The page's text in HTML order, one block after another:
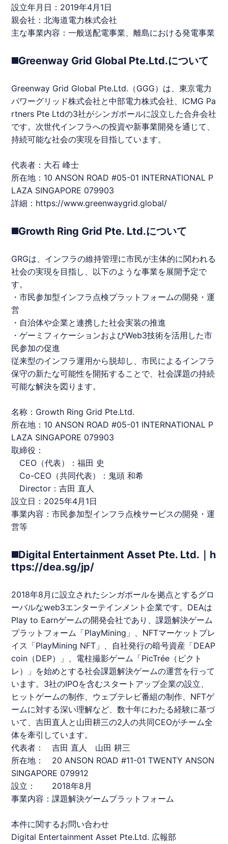
設立年月日：2019年4月1日
親会社：北海道電力株式会社
主な事業内容：一般送配電事業、離島における発電事業
◼️Greenway Grid Global Pte.Ltd.について
Greenway Grid Global Pte.Ltd.（GGG）は、東京電力
パワーグリッド株式会社と中部電力株式会社、ICMG Pa
rtners Pte Ltdの3社がシンガポールに設立した合弁会社
です。次世代インフラへの投資や新事業開発を通じて、
持続可能な社会の実現を目指しています。
代表者：大石 峰士
所在地：10 ANSON ROAD #05-01 INTERNATIONAL P
LAZA SINGAPORE 079903
詳細： https://www.greenwaygrid.global/
◼️Growth Ring Grid Pte. Ltd.について
GRGは、インフラの維持管理に市民が主体的に関われる
社会の実現を目指し、以下のような事業を展開予定で
す。
・市民参加型インフラ点検プラットフォームの開発・運
営
・自治体や企業と連携した社会実装の推進
・ゲーミフィケーションおよびWeb3技術を活用した市
民参加の促進
従来型のインフラ運用から脱却し、市民によるインフラ
保守の新たな可能性を開拓することで、社会課題の持続
可能な解決を図ります。
名称：Growth Ring Grid Pte.Ltd.
所在地：10 ANSON ROAD #05-01 INTERNATIONAL P
LAZA SINGAPORE 079903
取締役：
CEO（代表）：福田 史
Co-CEO（共同代表）：鬼頭 和希
Director：吉田 直人
設立日：2025年4月1日
事業内容：市民参加型インフラ点検サービスの開発・運
営等
◼️Digital Entertainment Asset Pte. Ltd.｜h
ttps://dea.sg/jp/
2018年8月に設立されたシンガポールを拠点とするグロ
ーバルなweb3エンターテインメント企業です。DEAは
Play to Earnゲームの開発会社であり、課題解決ゲーム
プラットフォーム「PlayMining」、NFTマーケットプレ
イス「PlayMining NFT」、自社発行の暗号資産「DEAP
coin（DEP）」、電柱撮影ゲーム「PicTrée（ ピクト
レ ）」を始めとする社会課題解決ゲームの運営を行って
います。3社のIPOを含むスタートアップ企業の設立、
ヒットゲームの制作、ウェブテレビ番組の制作、NFTゲ
ームに対する深い理解など、数十年にわたる経験に基づ
いて、吉田直人と山田耕三の2人の共同CEOがチーム全
体を牽引しています。
代表者： 吉田 直人 山田 耕三
所在地： 20 ANSON ROAD #11-01 TWENTY ANSON
SINGAPORE 079912
設立： 2018年8月
事業内容：課題解決ゲームプラットフォーム
本件に関するお問い合わせ
Digital Entertainment Asset Pte.Ltd. 広報部